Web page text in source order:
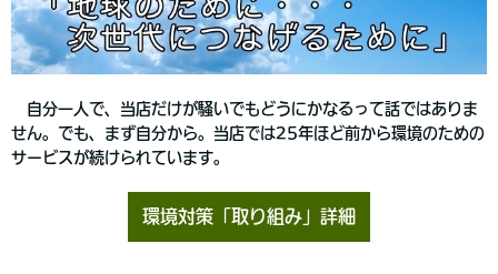
自分一人で、当店だけが騒いでもどうにかなるって話ではありま
せん。でも、まず自分から。当店では25年ほど前から環境のための
サービスが続けられています。
環境対策「取り組み」詳細